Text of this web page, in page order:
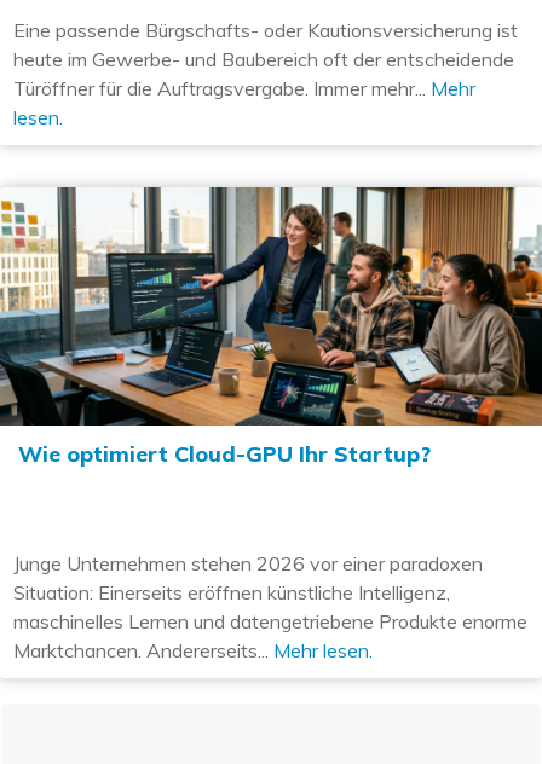
Eine passende Bürgschafts- oder Kautionsversicherung ist
heute im Gewerbe- und Baubereich oft der entscheidende
Türöffner für die Auftragsvergabe. Immer mehr... Mehr
lesen.
Wie optimiert Cloud-GPU Ihr Startup?
Junge Unternehmen stehen 2026 vor einer paradoxen
Situation: Einerseits eröffnen künstliche Intelligenz,
maschinelles Lernen und datengetriebene Produkte enorme
Marktchancen. Andererseits... Mehr lesen.